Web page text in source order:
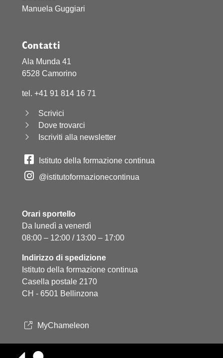
Manuela Guggiari
Contatti
Ala Munda 41
6528 Camorino
tel. +41 91 814 16 71
Scrivici
Dove trovarci
Iscriviti alla newsletter
Istituto della formazione continua
@istitutoformazionecontinua
Orari sportello
Da lunedì a venerdì
08:00 – 12:00 / 13:00 – 17:00
Indirizzo di spedizione
Istituto della formazione continua
Casella postale 2170
CH - 6501 Bellinzona
MyChameleon